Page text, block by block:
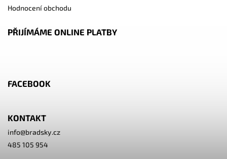
Hodnocení obchodu
PŘIJÍMÁME ONLINE PLATBY
FACEBOOK
KONTAKT
info@bradsky.cz
485 105 954